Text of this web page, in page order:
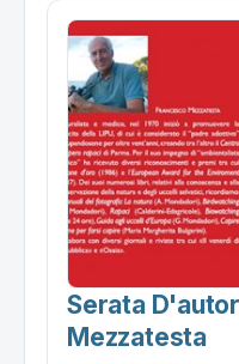
Serata
Mezzatesta